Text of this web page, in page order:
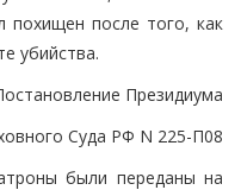
после того, как
убийства.
Президиума
Суда РФ N 225-П08
были переданы на